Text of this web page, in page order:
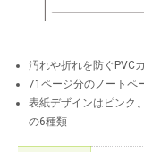
汚れや折れを防ぐPVC
71ページ分のノートペ
表紙デザインはピンク
の6種類